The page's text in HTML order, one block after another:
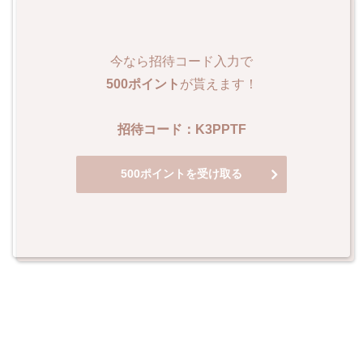
今なら招待コード入力で
500ポイント が貰えます！
招待コード：K3PPTF
500ポイントを受け取る